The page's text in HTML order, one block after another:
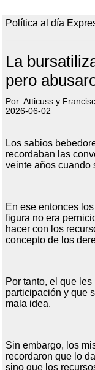
Política al día
La
pero
Por: Atticuss y
2026-06-02
Los sabios
recordaban las
veinte años cuando
En ese entonces
figura no era
hacer con los
concepto de los
Por tanto, el que
participación y que
mala idea.
Sin embargo, los
recordaron que lo
sino que los